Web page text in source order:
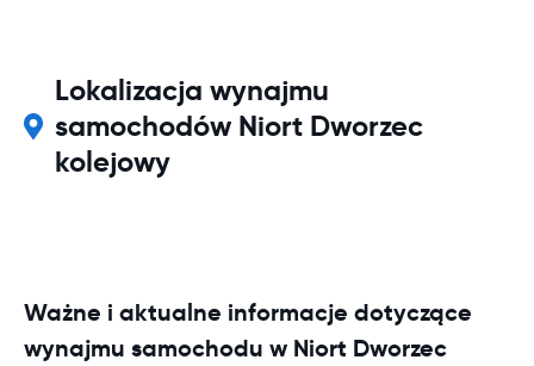
Lokalizacja wynajmu
samochodów Niort Dworzec
kolejowy
Ważne i aktualne informacje dotyczące
wynajmu samochodu w Niort Dworzec